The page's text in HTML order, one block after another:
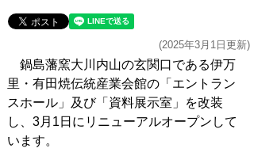
(2025年3月1日更新)
鍋島藩窯大川内山の玄関口である伊万
里・有田焼伝統産業会館の「エントラン
スホール」及び「資料展示室」を改装
し、3月1日にリニューアルオープンして
います。